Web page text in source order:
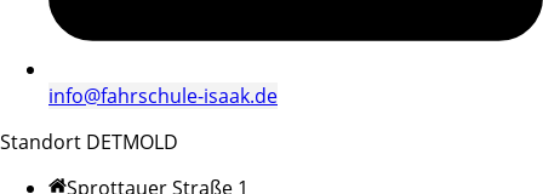
info@fahrschule-isaak.de
Standort DETMOLD
Sprottauer Straße 1